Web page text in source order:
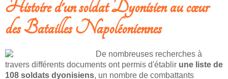
Histoire d'un soldat Dyonisien au cœur
des Batailles Napoléoniennes
De nombreuses recherches à
travers différents documents ont permis d'établir une liste de
108 soldats dyonisiens, un nombre de combattants